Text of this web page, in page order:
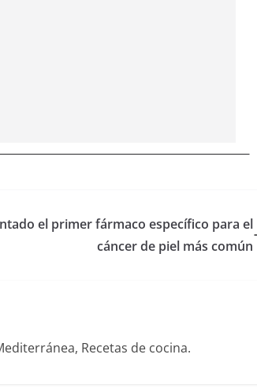
el primer fármaco específico para el
cáncer de piel más común
Recetas de cocina.